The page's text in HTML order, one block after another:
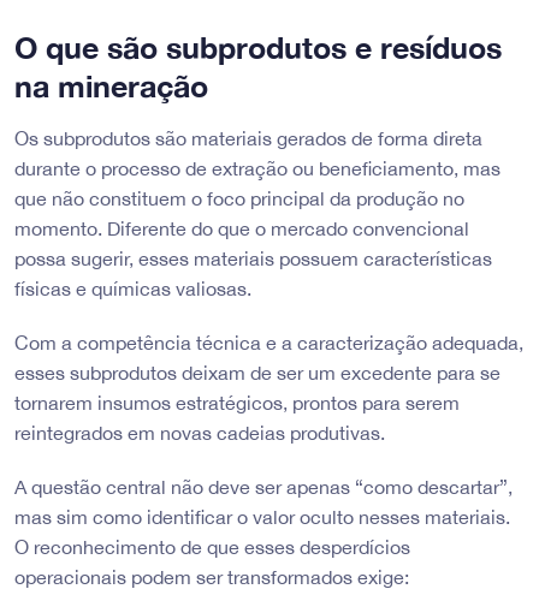
O que são subprodutos e resíduos
na mineração
Os subprodutos são materiais gerados de forma direta
durante o processo de extração ou beneficiamento, mas
que não constituem o foco principal da produção no
momento. Diferente do que o mercado convencional
possa sugerir, esses materiais possuem características
físicas e químicas valiosas.
Com a competência técnica e a caracterização adequada,
esses subprodutos deixam de ser um excedente para se
tornarem insumos estratégicos, prontos para serem
reintegrados em novas cadeias produtivas.
A questão central não deve ser apenas “como descartar”,
mas sim como identificar o valor oculto nesses materiais.
O reconhecimento de que esses desperdícios
operacionais podem ser transformados exige: